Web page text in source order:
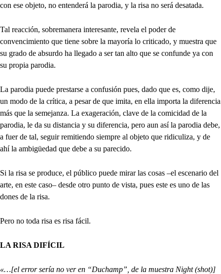
con ese objeto, no entenderá la parodia, y la risa no será desatada.
Tal reacción, sobremanera interesante, revela el poder de
convencimiento que tiene sobre la mayoría lo criticado, y muestra que
su grado de absurdo ha llegado a ser tan alto que se confunde ya con
su propia parodia.
La parodia puede prestarse a confusión pues, dado que es, como dije,
un modo de la crítica, a pesar de que imita, en ella importa la diferencia
más que la semejanza. La exageración, clave de la comicidad de la
parodia, le da su distancia y su diferencia, pero aun así la parodia debe,
a fuer de tal, seguir remitiendo siempre al objeto que ridiculiza, y de
ahí la ambigüedad que debe a su parecido.
Si la risa se produce, el público puede mirar las cosas –el escenario del
arte, en este caso– desde otro punto de vista, pues este es uno de las
dones de la risa.
Pero no toda risa es risa fácil.
LA RISA DIFÍCIL
«…[el error sería no ver en “Duchamp”, de la muestra Night (shot)]